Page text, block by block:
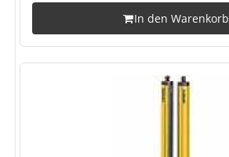
In den Warenkorb